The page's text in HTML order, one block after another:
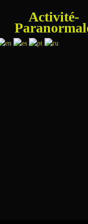
Activité-